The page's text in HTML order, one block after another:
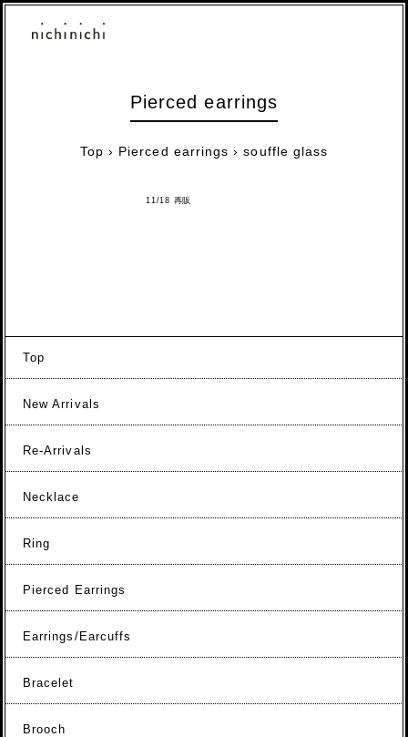
Pierced earrings
Top › Pierced earrings ›souffle glass
11/18 再販
Top
New Arrivals
Re-Arrivals
Necklace
Ring
Pierced Earrings
Earrings/Earcuffs
Bracelet
Brooch